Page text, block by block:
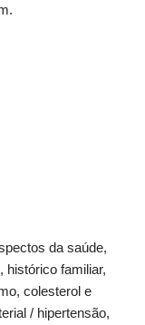
da saúde,
histórico familiar,
colesterol e
/ hipertensão,